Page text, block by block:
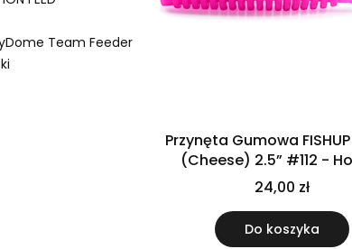
Team Feeder
Przynęta Gumowa
(Cheese) 2.5”
24,00 zł
Do koszyka